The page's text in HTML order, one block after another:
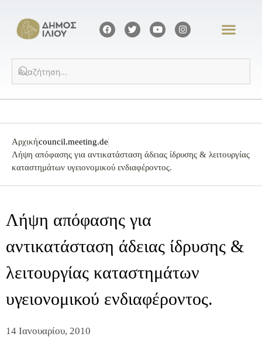
Αρχικήcouncil.meeting.de
Λήψη απόφασης για αντικατάσταση άδειας ίδρυσης & λειτουργίας
καταστημάτων υγειονομικού ενδιαφέροντος.
Λήψη απόφασης για
αντικατάσταση άδειας ίδρυσης &
λειτουργίας καταστημάτων
υγειονομικού ενδιαφέροντος.
14 Ιανουαρίου, 2010